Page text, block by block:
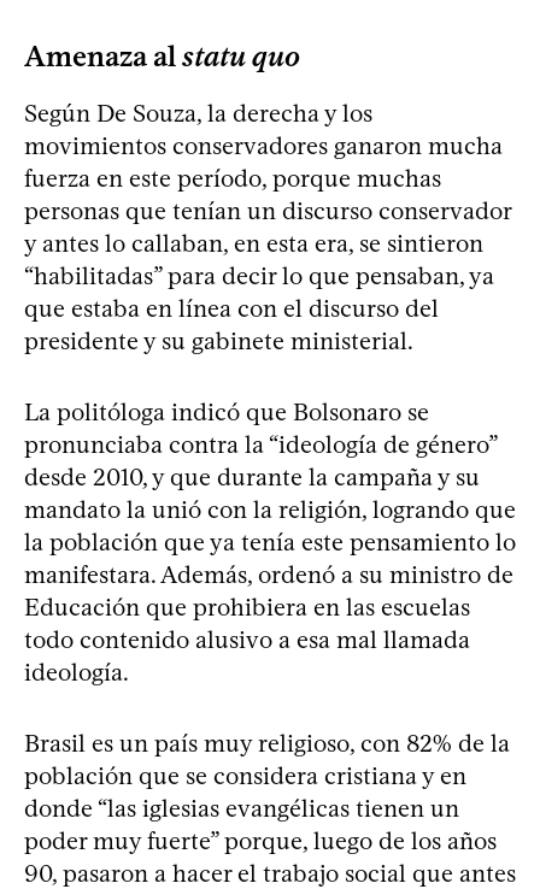
Amenaza al statu quo
Según De Souza, la derecha y los
movimientos conservadores ganaron mucha
fuerza en este período, porque muchas
personas que tenían un discurso conservador
y antes lo callaban, en esta era, se sintieron
“habilitadas” para decir lo que pensaban, ya
que estaba en línea con el discurso del
presidente y su gabinete ministerial.
La politóloga indicó que Bolsonaro se
pronunciaba contra la “ideología de género”
desde 2010, y que durante la campaña y su
mandato la unió con la religión, logrando que
la población que ya tenía este pensamiento lo
manifestara. Además, ordenó a su ministro de
Educación que prohibiera en las escuelas
todo contenido alusivo a esa mal llamada
ideología.
Brasil es un país muy religioso, con 82% de la
población que se considera cristiana y en
donde “las iglesias evangélicas tienen un
poder muy fuerte” porque, luego de los años
90, pasaron a hacer el trabajo social que antes